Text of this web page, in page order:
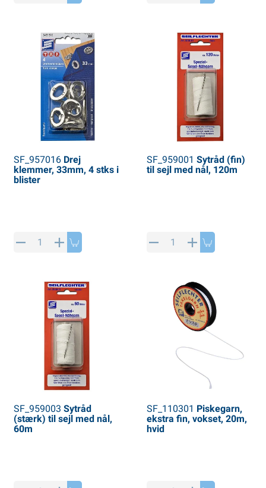
SF_957016Drej
klemmer, 33mm, 4 stks i
blister
SF_959001 Sytråd (fin)
til sejl med nål, 120m
SF_959003 Sytråd
(stærk) til sejl med nål,
60m
SF_110301 Piskegarn,
ekstra fin, vokset, 20m,
hvid